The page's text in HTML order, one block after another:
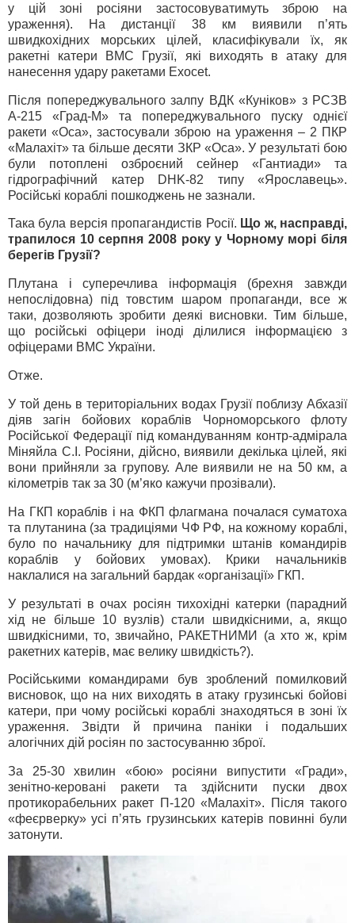
у цій зоні росіяни застосовуватимуть зброю на
ураження). На дистанції 38 км виявили п’ять
швидкохідних морських цілей, класифікували їх, як
ракетні катери ВМС Грузії, які виходять в атаку для
нанесення удару ракетами Exocet.
Після попереджувального залпу ВДК «Куніков» з РСЗВ
А-215 «Град-М» та попереджувального пуску однієї
ракети «Оса», застосували зброю на ураження – 2 ПКР
«Малахіт» та більше десяти ЗКР «Оса». У результаті бою
були потоплені озброєний сейнер «Гантиади» та
гідрографічний катер DHK-82 типу «Ярославець».
Російські кораблі пошкоджень не зазнали.
Така була версія пропагандистів Росії. Що ж, насправді,
трапилося 10 серпня 2008 року у Чорному морі біля
берегів Грузії?
Плутана і суперечлива інформація (брехня завжди
непослідовна) під товстим шаром пропаганди, все ж
таки, дозволяють зробити деякі висновки. Тим більше,
що російські офіцери іноді ділилися інформацією з
офіцерами ВМС України.
Отже.
У той день в територіальних водах Грузії поблизу Абхазії
діяв загін бойових кораблів Чорноморського флоту
Російської Федерації під командуванням контр-адмірала
Міняйла С.І. Росіяни, дійсно, виявили декілька цілей, які
вони прийняли за групову. Але виявили не на 50 км, а
кілометрів так за 30 (м’яко кажучи прозівали).
На ГКП кораблів і на ФКП флагмана почалася суматоха
та плутанина (за традиціями ЧФ РФ, на кожному кораблі,
було по начальнику для підтримки штанів командирів
кораблів у бойових умовах). Крики начальників
наклалися на загальний бардак «організації» ГКП.
У результаті в очах росіян тихохідні катерки (парадний
хід не більше 10 вузлів) стали швидкісними, а, якщо
швидкісними, то, звичайно, РАКЕТНИМИ (а хто ж, крім
ракетних катерів, має велику швидкість?).
Російськими командирами був зроблений помилковий
висновок, що на них виходять в атаку грузинські бойові
катери, при чому російські кораблі знаходяться в зоні їх
ураження. Звідти й причина паніки і подальших
алогічних дій росіян по застосуванню зброї.
За 25-30 хвилин «бою» росіяни випустити «Гради»,
зенітно-керовані ракети та здійснити пуски двох
протикорабельних ракет П-120 «Малахіт». Після такого
«феєрверку» усі п’ять грузинських катерів повинні були
затонути.